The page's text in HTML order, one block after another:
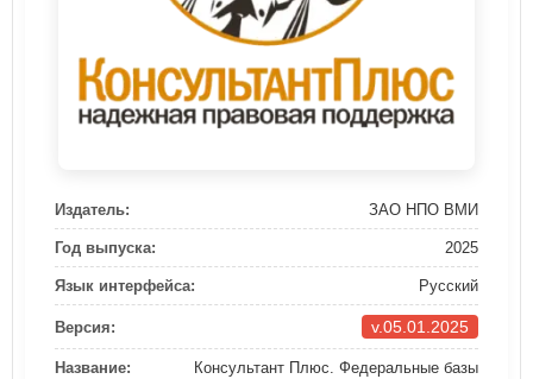
Издатель: ЗАО НПО ВМИ
Год выпуска: 2025
Язык интерфейса: Русский
Версия: v.05.01.2025
Название: Консультант Плюс. Федеральные базы